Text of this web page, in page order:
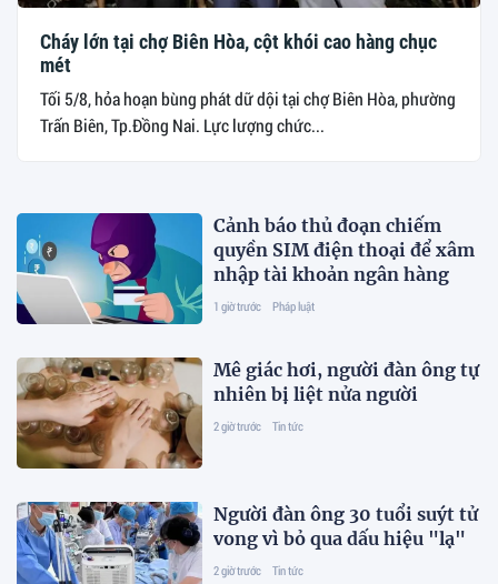
Cháy lớn tại chợ Biên Hòa, cột khói cao hàng chục
mét
Tối 5/8, hỏa hoạn bùng phát dữ dội tại chợ Biên Hòa, phường
Trấn Biên, Tp.Đồng Nai. Lực lượng chức...
Cảnh báo thủ đoạn chiếm
quyền SIM điện thoại để xâm
nhập tài khoản ngân hàng
1 giờ trước Pháp luật
Mê giác hơi, người đàn ông tự
nhiên bị liệt nửa người
2 giờ trước Tin tức
Người đàn ông 30 tuổi suýt tử
vong vì bỏ qua dấu hiệu "lạ"
2 giờ trước Tin tức